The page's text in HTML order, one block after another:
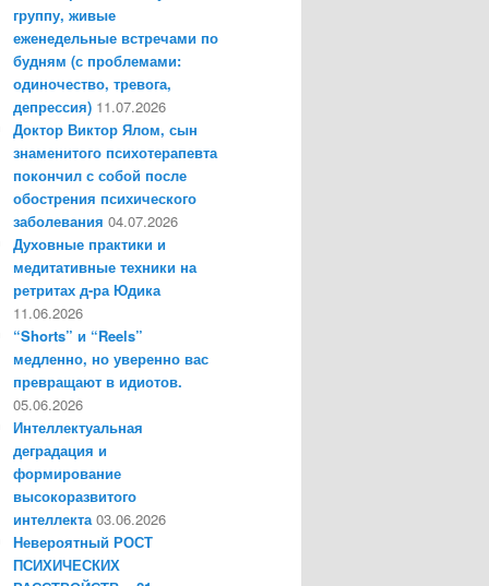
группу, живые
еженедельные встречами по
будням (с проблемами:
одиночество, тревога,
депрессия) 11.07.2026
Доктор Виктор Ялом, сын
знаменитого психотерапевта
покончил с собой после
обострения психического
заболевания 04.07.2026
Духовные практики и
медитативные техники на
ретритах д-ра Юдика
11.06.2026
“Shorts” и “Reels”
медленно, но уверенно вас
превращают в идиотов.
05.06.2026
Интеллектуальная
деградация и
формирование
высокоразвитого
интеллекта 03.06.2026
Невероятный РОСТ
ПСИХИЧЕСКИХ